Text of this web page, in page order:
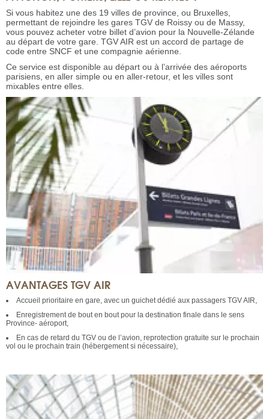
Si vous habitez une des 19 villes de province, ou Bruxelles,
permettant de rejoindre les gares TGV de Roissy ou de Massy,
vous pouvez acheter votre billet d’avion pour la Nouvelle-Zélande
au départ de votre gare. TGV AIR est un accord de partage de
code entre SNCF et une compagnie aérienne.
Ce service est disponible au départ ou à l’arrivée des aéroports
parisiens, en aller simple ou en aller-retour, et les villes sont
mixables entre elles.
AVANTAGES TGV AIR
Accueil prioritaire en gare, avec un guichet dédié aux passagers TGV AIR,
Enregistrement de bout en bout pour la destination finale dans le sens
Province- aéroport,
En cas de retard du TGV ou de l’avion, reprotection gratuite sur le prochain
vol ou le prochain train (hébergement si nécessaire),